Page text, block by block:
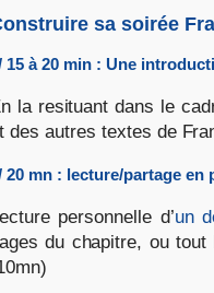
sa soirée
15 à 20 min : Une
la resituant dans le
des autres textes de
20 mn : lecture/partage en
personnelle d’un
du chapitre, ou